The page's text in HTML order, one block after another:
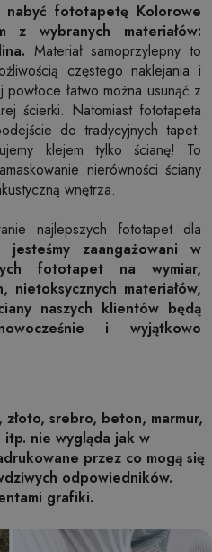
nabyć fototapetę Kolorowe
z wybranych materiałów:
Materiał samoprzylepny to
częstego naklejania i
łatwo można usunąć z
ścierki. Natomiast fototapeta
do tradycyjnych tapet.
klejem tylko ścianę! To
nierówności ściany
wnętrza.
najlepszych fototapet dla
jesteśmy zaangażowani w
fototapet na wymiar,
nietoksycznych materiałów,
naszych klientów będą
i wyjątkowo
srebro, beton, marmur,
itp. nie wygląda jak w
przez co mogą się
odpowiedników.
grafiki.